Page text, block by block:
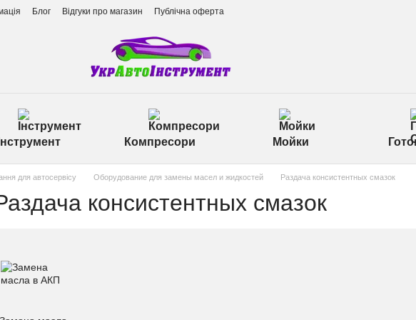
Блог Відгуки про магазин Публічна оферта
Інструмент Компресори Мойки
для автосервісу Оборудование для замены масел и жидкостей Раздача консистентных смазок
консистентных смазок